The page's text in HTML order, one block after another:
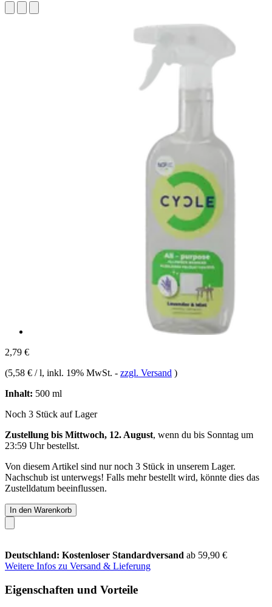
2,79 €
(5,58 € / l, inkl. 19% MwSt. - zzgl. Versand )
Inhalt: 500 ml
Noch 3 Stück auf Lager
Zustellung bis Mittwoch, 12. August, wenn du bis Sonntag um
23:59 Uhrbestellst.
Von diesem Artikel sind nur noch 3 Stück in unserem Lager.
Nachschub ist unterwegs! Falls mehr bestellt wird, könnte dies das
Zustelldatum beeinflussen.
In den Warenkorb
Deutschland: Kostenloser Standardversand ab 59,90 €
Weitere Infos zu Versand & Lieferung
Eigenschaften und Vorteile